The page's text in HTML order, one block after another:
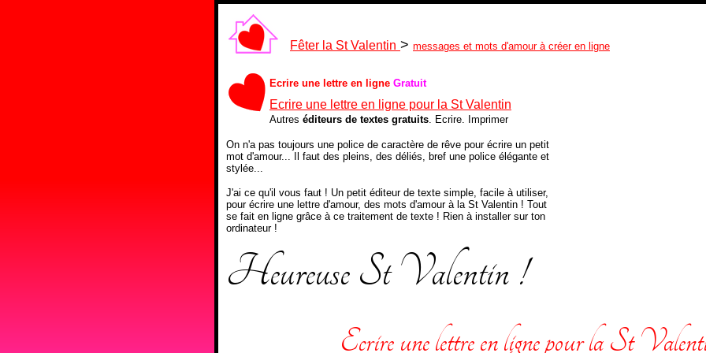
Fêter la St Valentin > messages et mots d'amour à créer en ligne
Ecrire une lettre en ligne Gratuit
Ecrire une lettre en ligne pour la St Valentin
Autres éditeurs de textes gratuits. Ecrire. Imprimer
On n'a pas toujours une police de caractère de rêve pour écrire un petit
mot d'amour... Il faut des pleins, des déliés, bref une police élégante et
stylée...
J'ai ce qu'il vous faut ! Un petit éditeur de texte simple, facile à utiliser,
pour écrire une lettre d'amour, des mots d'amour à la St Valentin ! Tout
se fait en ligne grâce à ce traitement de texte ! Rien à installer sur ton
ordinateur !
Heureuse St Valentin !
Ecrire une lettre en ligne pour la St